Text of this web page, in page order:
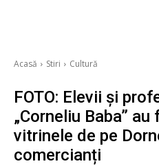
Acasă Stiri Cultură
FOTO: Elevii și
„Corneliu Baba”
vitrinele de pe
comercianți